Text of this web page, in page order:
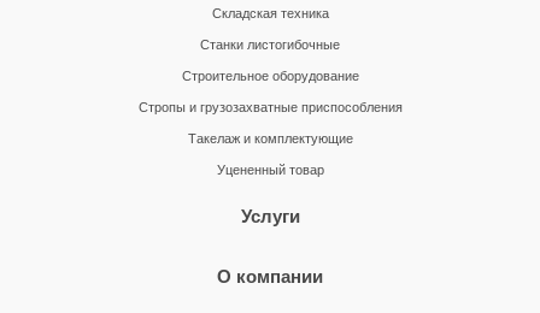
Складская техника
Станки листогибочные
Строительное оборудование
Стропы и грузозахватные приспособления
Такелаж и комплектующие
Уцененный товар
Услуги
О компании